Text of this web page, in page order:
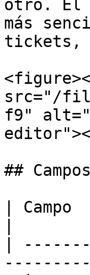
otro. El
más
tickets,
src="/
f9"
##
|
|